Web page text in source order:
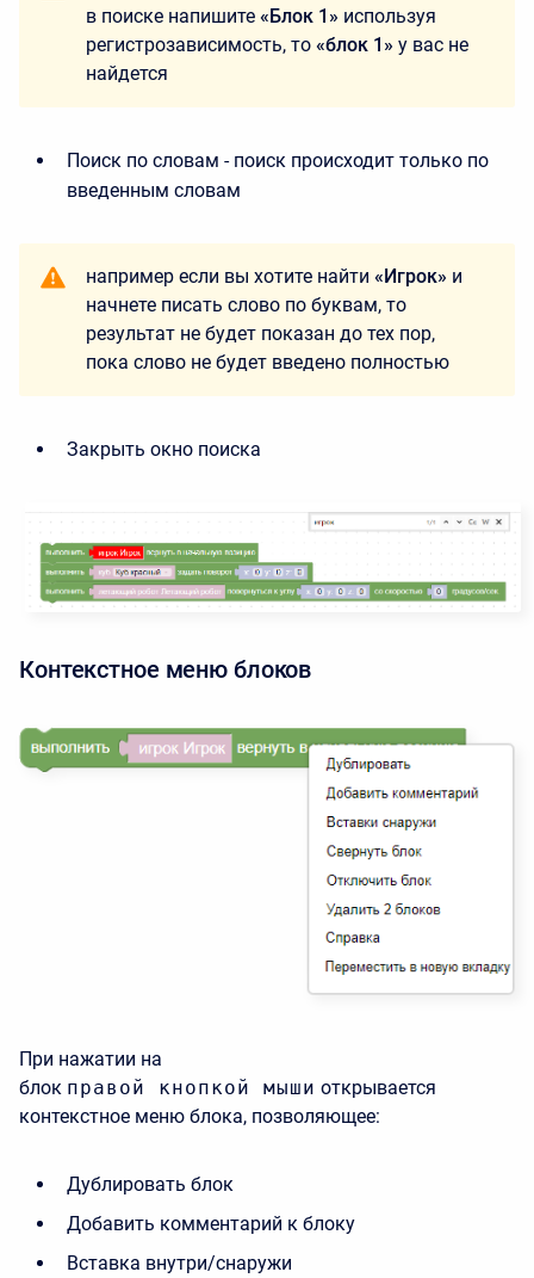
в поиске напишите «Блок 1» используя
регистрозависимость, то «блок 1» у вас не
найдется
Поиск по словам - поиск происходит только по
введенным словам
например если вы хотите найти «Игрок» и
начнете писать слово по буквам, то
результат не будет показан до тех пор,
пока слово не будет введено полностью
Закрыть окно поиска
Контекстное меню блоков
При нажатии на
блок правой кнопкой мыши открывается
контекстное меню блока, позволяющее:
Дублировать блок
Добавить комментарий к блоку
Вставка внутри/снаружи